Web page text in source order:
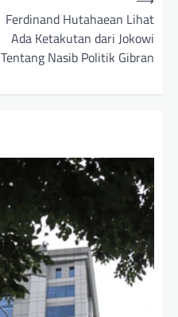
Ferdinand Hutahaean Lihat
Ada Ketakutan dari Jokowi
Tentang Nasib Politik Gibran